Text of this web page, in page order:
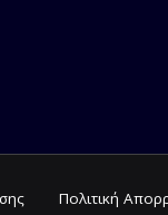
Πολιτική